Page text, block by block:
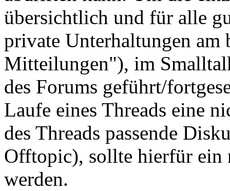
übersichtlich und für alle
private Unterhaltungen am
Mitteilungen"), im
des Forums geführt/
Laufe eines Threads eine
des Threads passende
Offtopic), sollte hierfür ein
werden.